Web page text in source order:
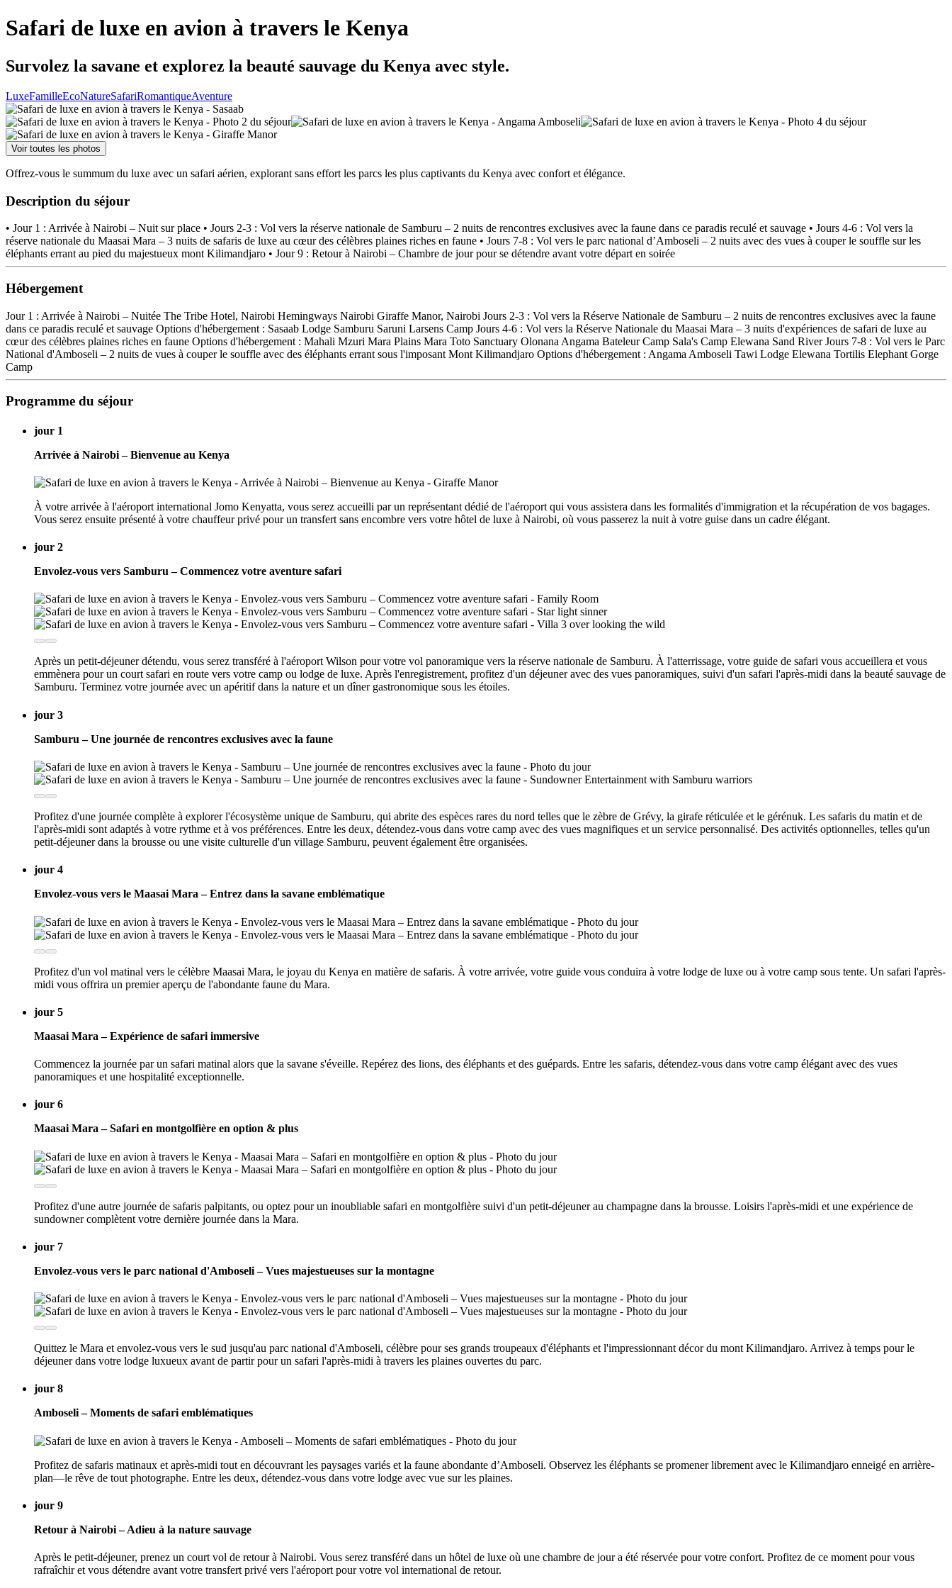
Safari de luxe en avion à travers le Kenya
Survolez la savane et explorez la beauté sauvage du Kenya avec style.
LuxeFamilleEcoNatureSafariRomantiqueAventure
Voir toutes les photos
Offrez-vous le summum du luxe avec un safari aérien, explorant sans effort les parcs les plus captivants du Kenya avec confort et élégance.
Description du séjour
• Jour 1 : Arrivée à Nairobi – Nuit sur place • Jours 2-3 : Vol vers la réserve nationale de Samburu – 2 nuits de rencontres exclusives avec la faune dans ce paradis reculé et sauvage • Jours 4-6 : Vol vers la
réserve nationale du Maasai Mara – 3 nuits de safaris de luxe au cœur des célèbres plaines riches en faune • Jours 7-8 : Vol vers le parc national d’Amboseli – 2 nuits avec des vues à couper le souffle sur les
éléphants errant au pied du majestueux mont Kilimandjaro • Jour 9 : Retour à Nairobi – Chambre de jour pour se détendre avant votre départ en soirée
Hébergement
Jour 1 : Arrivée à Nairobi – Nuitée The Tribe Hotel, Nairobi Hemingways Nairobi Giraffe Manor, Nairobi Jours 2-3 : Vol vers la Réserve Nationale de Samburu – 2 nuits de rencontres exclusives avec la faune
dans ce paradis reculé et sauvage Options d'hébergement : Sasaab Lodge Samburu Saruni Larsens Camp Jours 4-6 : Vol vers la Réserve Nationale du Maasai Mara – 3 nuits d'expériences de safari de luxe au
cœur des célèbres plaines riches en faune Options d'hébergement : Mahali Mzuri Mara Plains Mara Toto Sanctuary Olonana Angama Bateleur Camp Sala's Camp Elewana Sand River Jours 7-8 : Vol vers le Parc
National d'Amboseli – 2 nuits de vues à couper le souffle avec des éléphants errant sous l'imposant Mont Kilimandjaro Options d'hébergement : Angama Amboseli Tawi Lodge Elewana Tortilis Elephant Gorge
Camp
Programme du séjour
jour 1
Arrivée à Nairobi – Bienvenue au Kenya
À votre arrivée à l'aéroport international Jomo Kenyatta, vous serez accueilli par un représentant dédié de l'aéroport qui vous assistera dans les formalités d'immigration et la récupération de vos bagages.
Vous serez ensuite présenté à votre chauffeur privé pour un transfert sans encombre vers votre hôtel de luxe à Nairobi, où vous passerez la nuit à votre guise dans un cadre élégant.
jour 2
Envolez-vous vers Samburu – Commencez votre aventure safari
Après un petit-déjeuner détendu, vous serez transféré à l'aéroport Wilson pour votre vol panoramique vers la réserve nationale de Samburu. À l'atterrissage, votre guide de safari vous accueillera et vous
emmènera pour un court safari en route vers votre camp ou lodge de luxe. Après l'enregistrement, profitez d'un déjeuner avec des vues panoramiques, suivi d'un safari l'après-midi dans la beauté sauvage de
Samburu. Terminez votre journée avec un apéritif dans la nature et un dîner gastronomique sous les étoiles.
jour 3
Samburu – Une journée de rencontres exclusives avec la faune
Profitez d'une journée complète à explorer l'écosystème unique de Samburu, qui abrite des espèces rares du nord telles que le zèbre de Grévy, la girafe réticulée et le gérénuk. Les safaris du matin et de
l'après-midi sont adaptés à votre rythme et à vos préférences. Entre les deux, détendez-vous dans votre camp avec des vues magnifiques et un service personnalisé. Des activités optionnelles, telles qu'un
petit-déjeuner dans la brousse ou une visite culturelle d'un village Samburu, peuvent également être organisées.
jour 4
Envolez-vous vers le Maasai Mara – Entrez dans la savane emblématique
Profitez d'un vol matinal vers le célèbre Maasai Mara, le joyau du Kenya en matière de safaris. À votre arrivée, votre guide vous conduira à votre lodge de luxe ou à votre camp sous tente. Un safari l'après-
midi vous offrira un premier aperçu de l'abondante faune du Mara.
jour 5
Maasai Mara – Expérience de safari immersive
Commencez la journée par un safari matinal alors que la savane s'éveille. Repérez des lions, des éléphants et des guépards. Entre les safaris, détendez-vous dans votre camp élégant avec des vues
panoramiques et une hospitalité exceptionnelle.
jour 6
Maasai Mara – Safari en montgolfière en option & plus
Profitez d'une autre journée de safaris palpitants, ou optez pour un inoubliable safari en montgolfière suivi d'un petit-déjeuner au champagne dans la brousse. Loisirs l'après-midi et une expérience de
sundowner complètent votre dernière journée dans la Mara.
jour 7
Envolez-vous vers le parc national d'Amboseli – Vues majestueuses sur la montagne
Quittez le Mara et envolez-vous vers le sud jusqu'au parc national d'Amboseli, célèbre pour ses grands troupeaux d'éléphants et l'impressionnant décor du mont Kilimandjaro. Arrivez à temps pour le
déjeuner dans votre lodge luxueux avant de partir pour un safari l'après-midi à travers les plaines ouvertes du parc.
jour 8
Amboseli – Moments de safari emblématiques
Profitez de safaris matinaux et après-midi tout en découvrant les paysages variés et la faune abondante d’Amboseli. Observez les éléphants se promener librement avec le Kilimandjaro enneigé en arrière-
plan—le rêve de tout photographe. Entre les deux, détendez-vous dans votre lodge avec vue sur les plaines.
jour 9
Retour à Nairobi – Adieu à la nature sauvage
Après le petit-déjeuner, prenez un court vol de retour à Nairobi. Vous serez transféré dans un hôtel de luxe où une chambre de jour a été réservée pour votre confort. Profitez de ce moment pour vous
rafraîchir et vous détendre avant votre transfert privé vers l'aéroport pour votre vol international de retour.